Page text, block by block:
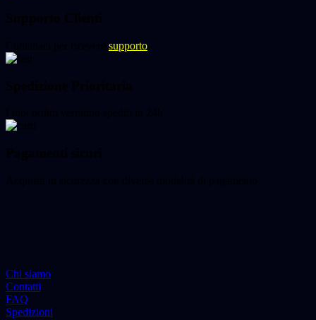
supporto
Chi siamo
Contatti
FAQ
Spedizioni